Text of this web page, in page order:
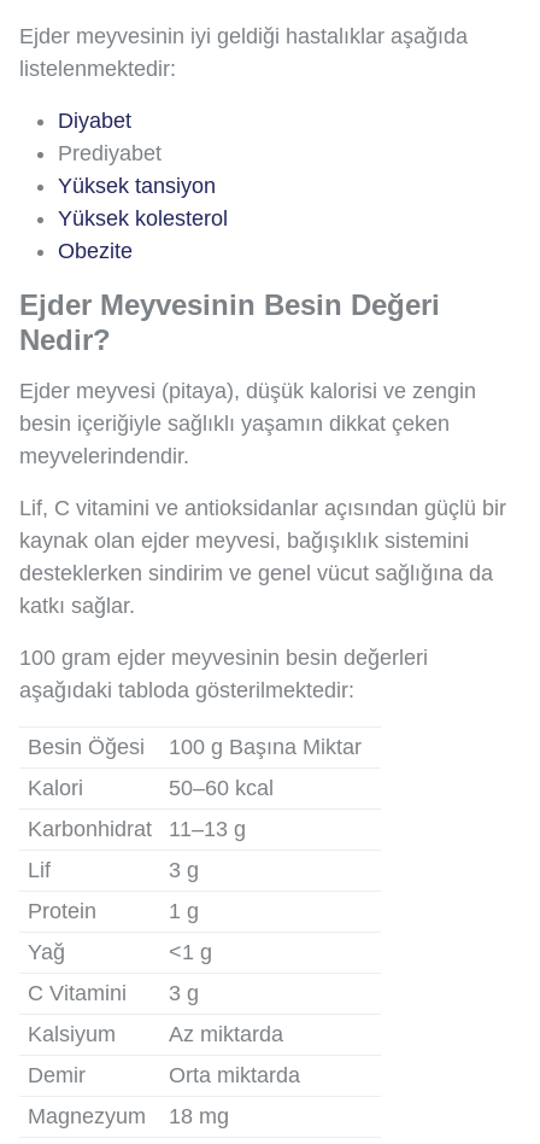
Ejder meyvesinin iyi geldiği hastalıklar aşağıda
listelenmektedir:
Diyabet
Prediyabet
Yüksek tansiyon
Yüksek kolesterol
Obezite
Ejder Meyvesinin Besin Değeri
Nedir?
Ejder meyvesi (pitaya), düşük kalorisi ve zengin
besin içeriğiyle sağlıklı yaşamın dikkat çeken
meyvelerindendir.
Lif, C vitamini ve antioksidanlar açısından güçlü bir
kaynak olan ejder meyvesi, bağışıklık sistemini
desteklerken sindirim ve genel vücut sağlığına da
katkı sağlar.
100 gram ejder meyvesinin besin değerleri
aşağıdaki tabloda gösterilmektedir:
Besin Öğesi
100 g Başına Miktar
Kalori
50–60 kcal
Karbonhidrat
11–13 g
Lif
3 g
Protein
1 g
Yağ
<1 g
C Vitamini
3 g
Kalsiyum
Az miktarda
Demir
Orta miktarda
Magnezyum
18 mg